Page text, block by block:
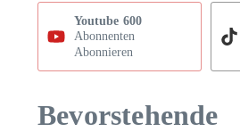
Youtube 600
Abonnenten
Abonnieren
Bevorstehende